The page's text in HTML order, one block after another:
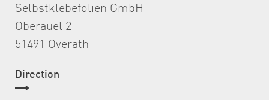
Selbstklebefolien GmbH
Oberauel 2
51491 Overath
Direction